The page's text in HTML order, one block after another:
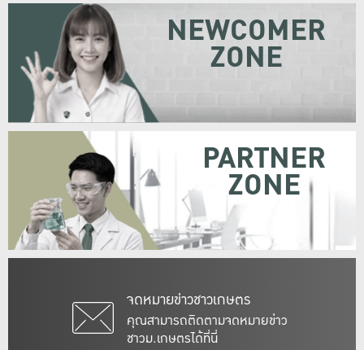
จดหมายข่าวชาวเกษตร
คุณสามารถติดตามจดหมายข่าว
ชาวม.เกษตรได้ที่นี่
NEWCOMER
ZONE
PARTNER
ZONE